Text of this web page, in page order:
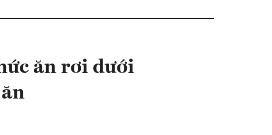
ăn rơi dưới